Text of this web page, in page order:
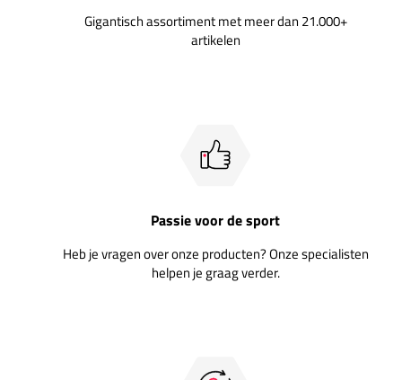
Gigantisch assortiment met meer dan 21.000+
artikelen
Passie voor de sport
Heb je vragen over onze producten? Onze specialisten
helpen je graag verder.